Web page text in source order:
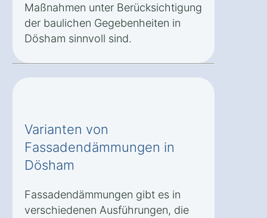
Maßnahmen unter Berücksichtigung
der baulichen Gegebenheiten in
Dösham sinnvoll sind.
Varianten von
Fassadendämmungen in
Dösham
Fassadendämmungen gibt es in
verschiedenen Ausführungen, die